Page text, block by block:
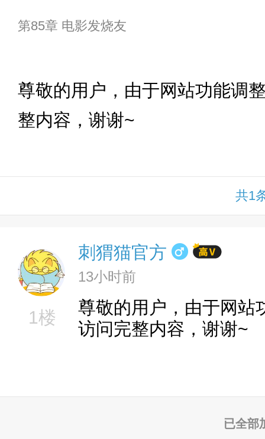
第85章 电影发烧友
尊敬的用户，由于网站功能调
整内容，谢谢~
共1
1楼
刺猬猫官方
13小时前
尊敬的用户，由于网站
访问完整内容，谢谢~
已全部